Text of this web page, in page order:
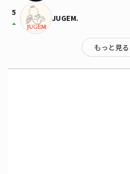
5
arrow_drop_up JUGEM.
もっと見る